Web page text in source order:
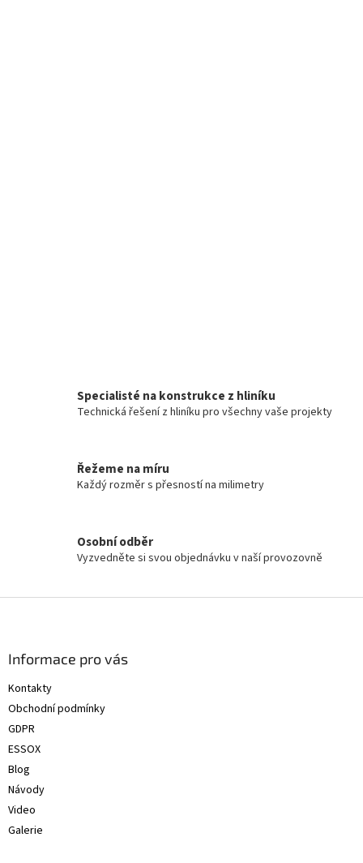
Specialisté na konstrukce z hliníku
Technická řešení z hliníku pro všechny vaše projekty
Řežeme na míru
Každý rozměr s přesností na milimetry
Osobní odběr
Vyzvedněte si svou objednávku v naší provozovně
Informace pro vás
Kontakty
Obchodní podmínky
GDPR
ESSOX
Blog
Návody
Video
Galerie